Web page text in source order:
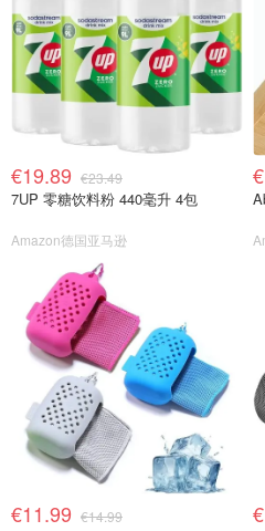
€19.89 €23.49
7UP 零糖饮料粉 440毫升 4包
Amazon德国亚马逊
€11.99 €14.99